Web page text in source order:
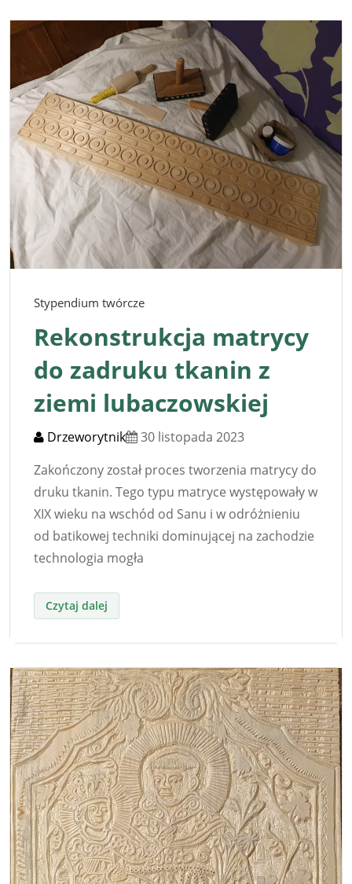
Stypendium twórcze
Rekonstrukcja matrycy
do zadruku tkanin z
ziemi lubaczowskiej
Drzeworytnik
30 listopada 2023
Zakończony został proces tworzenia matrycy do
druku tkanin. Tego typu matryce występowały w
XIX wieku na wschód od Sanu i w odróżnieniu
od batikowej techniki dominującej na zachodzie
technologia mogła